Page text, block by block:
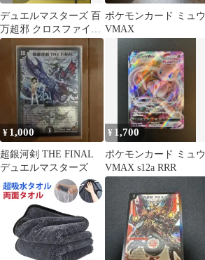
デュエルマスターズ 百
万超邪 クロスファイア
BD17 6/14
ポケモンカード ミュウ
VMAX
¥ 1,000
超銀河剣 THE FINAL
デュエルマスターズ
¥ 1,700
ポケモンカード ミュウ
VMAX s12a RRR